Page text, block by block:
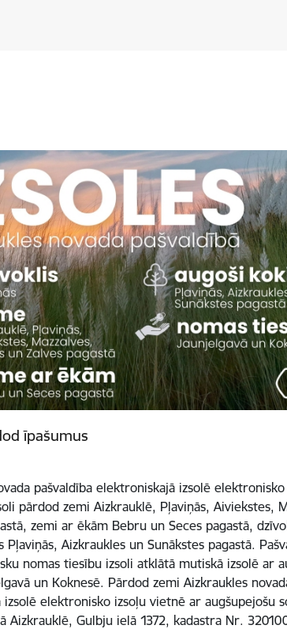
īpašumus
pašvaldība elektroniskajā izsolē
pārdod zemi Aizkrauklē, Pļaviņās, Aiviekstes,
zemi ar ēkām Bebru un Seces pagastā,
Pļaviņās, Aizkraukles un Sunākstes pagastā.
nomas tiesību izsoli atklātā mutiskā izsolē ar
un Koknesē. Pārdod zemi Aizkraukles
elektronisko izsoļu vietnē ar augšupejošu
Aizkrauklē, Gulbju ielā 1372, kadastra Nr.